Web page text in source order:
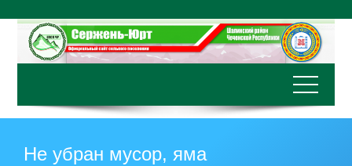
содержимому
Не убран мусор, яма